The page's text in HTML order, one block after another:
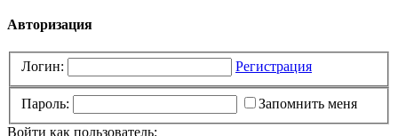
Авторизация
Логин: Регистрация
Пароль:
Запомнить меня
Войти как пользователь: